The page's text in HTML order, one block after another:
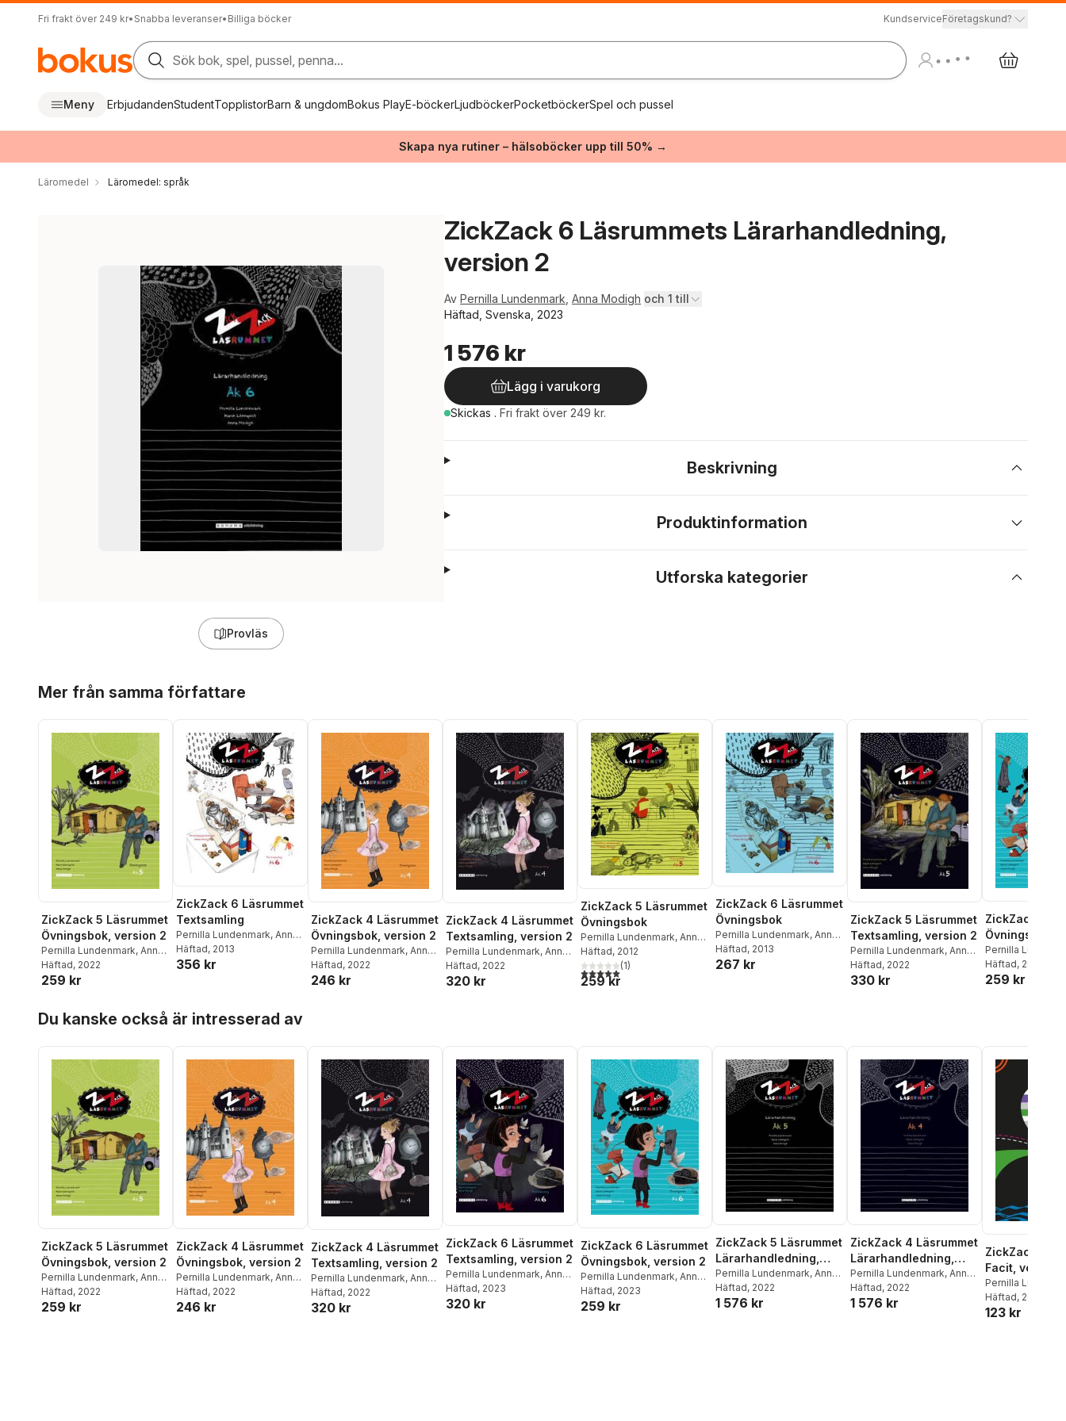
Fri frakt över 249 kr• Snabba leveranser• Billiga böcker KundserviceFöretagskund?
Sök bok, spel, pussel, penna...
Meny ErbjudandenStudentTopplistorBarn & ungdomBokus PlayE-böckerLjudböckerPocketböckerSpel och pussel
Skapa nya rutiner – hälsoböcker upp till 50% →
Läromedel Läromedel: språk
Provläs
ZickZack 6 Läsrummets Lärarhandledning,
version 2
Av Pernilla Lundenmark Anna Modigh och 1 till
Häftad, Svenska, 2023
1 576 kr
Lägg i varukorg
Skickas . Fri frakt över 249 kr.
Beskrivning
Produktinformation
Utforska kategorier
Mer från samma författare
ZickZack 5 Läsrummet
Övningsbok, version 2
Pernilla Lundenmark, Anna
Modigh ,Karin Lönnqvist
Häftad, 2022
259 kr
ZickZack 6 Läsrummet
Textsamling
Pernilla Lundenmark, Anna
Modigh
Häftad, 2013
356 kr
ZickZack 4 Läsrummet
Övningsbok, version 2
Pernilla Lundenmark, Anna
Modigh ,Karin Lönnqvist
Häftad, 2022
246 kr
ZickZack 4 Läsrummet
Textsamling, version 2
Pernilla Lundenmark, Anna
Modigh ,Karin Lönnqvist
Häftad, 2022
320 kr
ZickZack 5 Läsrummet
Övningsbok
Pernilla Lundenmark, Anna
Modigh
Häftad, 2012
5,0utav 5 stjärnor. Totalt antal röster:
(1)
259 kr
ZickZack 6 Läsrummet
Övningsbok
Pernilla Lundenmark, Anna
Modigh
Häftad, 2013
267 kr
ZickZack 5 Läsrummet
Textsamling, version 2
Pernilla Lundenmark, Anna
Modigh ,Karin Lönnqvist
Häftad, 2022
330 kr
ZickZack 6
Övningsbok,
Pernilla
Modigh ,Karin
Häftad, 2023
259 kr
Du kanske också är intresserad av
ZickZack 5 Läsrummet
Övningsbok, version 2
Pernilla Lundenmark, Anna
Modigh ,Karin Lönnqvist
Häftad, 2022
259 kr
ZickZack 4 Läsrummet
Övningsbok, version 2
Pernilla Lundenmark, Anna
Modigh ,Karin Lönnqvist
Häftad, 2022
246 kr
ZickZack 4 Läsrummet
Textsamling, version 2
Pernilla Lundenmark, Anna
Modigh ,Karin Lönnqvist
Häftad, 2022
320 kr
ZickZack 6 Läsrummet
Textsamling, version 2
Pernilla Lundenmark, Anna
Modigh ,Karin Lönnqvist
Häftad, 2023
320 kr
ZickZack 6 Läsrummet
Övningsbok, version 2
Pernilla Lundenmark, Anna
Modigh ,Karin Lönnqvist
Häftad, 2023
259 kr
ZickZack 5 Läsrummet
Lärarhandledning,
version 2
Pernilla Lundenmark, Anna
Modigh ,Karin Lönnqvist
Häftad, 2022
1 576 kr
ZickZack 4 Läsrummet
Lärarhandledning,
version 2
Pernilla Lundenmark, Anna
Modigh ,Karin Lönnqvist
Häftad, 2022
1 576 kr
ZickZack 4
Facit, version
Pernilla
Lönnqvist
Häftad, 2022
123 kr